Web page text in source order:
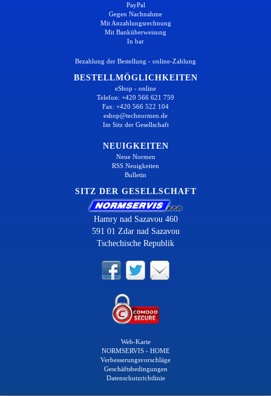
PayPal
Gegen Nachnahme
Mit Anzahlungsrechnung
Mit Banküberweisung
In bar
Bezahlung der Bestellung - online-Zahlung
BESTELLMÖGLICHKEITEN
eShop - online
Telefon: +420 566 621 759
Fax: +420 566 522 104
eshop@technormen.de
Im Sitz der Gesellschaft
NEUIGKEITEN
Neue Normen
RSS Neuigkeiten
Bulletin
SITZ DER GESELLSCHAFT
Hamry nad Sazavou 460
591 01 Zdar nad Sazavou
Tschechische Republik
Web-Karte
NORMSERVIS - HOME
Verbesserungsvorschläge
Geschäftsbedingungen
Datenschutzrichtlinie